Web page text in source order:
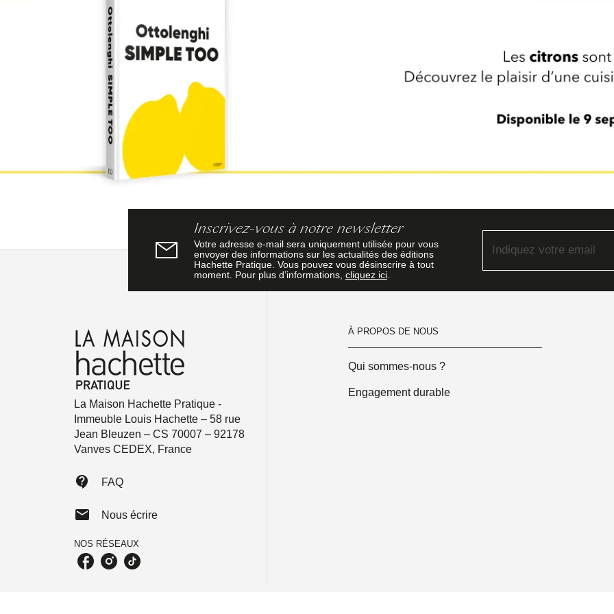
Inscrivez-vous à notre newsletter
Votre adresse e-mail sera uniquement utilisée pour vous
envoyer des informations sur les actualités des éditions
Hachette Pratique. Vous pouvez vous désinscrire à tout
moment. Pour plus d’informations, cliquez ici.
Indiquez votre email
La Maison Hachette Pratique -
Immeuble Louis Hachette – 58 rue
Jean Bleuzen – CS 70007 – 92178
Vanves CEDEX, France
contact_support FAQ
mail Nous écrire
NOS RÉSEAUX
À PROPOS DE NOUS
Qui sommes-nous ?
Engagement durable